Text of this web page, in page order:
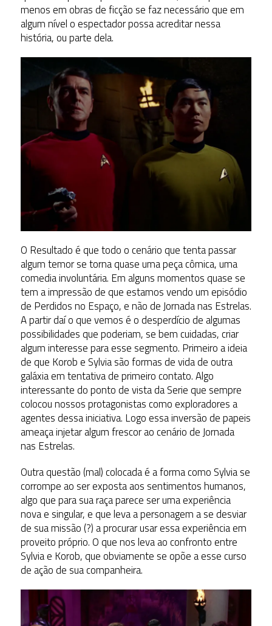
menos em obras de ficção se faz necessário que em
algum nível o espectador possa acreditar nessa
história, ou parte dela.
O Resultado é que todo o cenário que tenta passar
algum temor se torna quase uma peça cômica, uma
comedia involuntária. Em alguns momentos quase se
tem a impressão de que estamos vendo um episódio
de Perdidos no Espaço, e não de Jornada nas Estrelas.
A partir daí o que vemos é o desperdício de algumas
possibilidades que poderiam, se bem cuidadas, criar
algum interesse para esse segmento. Primeiro a ideia
de que Korob e Sylvia são formas de vida de outra
galáxia em tentativa de primeiro contato. Algo
interessante do ponto de vista da Serie que sempre
colocou nossos protagonistas como exploradores a
agentes dessa iniciativa. Logo essa inversão de papeis
ameaça injetar algum frescor ao cenário de Jornada
nas Estrelas.
Outra questão (mal) colocada é a forma como Sylvia se
corrompe ao ser exposta aos sentimentos humanos,
algo que para sua raça parece ser uma experiência
nova e singular, e que leva a personagem a se desviar
de sua missão (?) a procurar usar essa experiência em
proveito próprio. O que nos leva ao confronto entre
Sylvia e Korob, que obviamente se opõe a esse curso
de ação de sua companheira.